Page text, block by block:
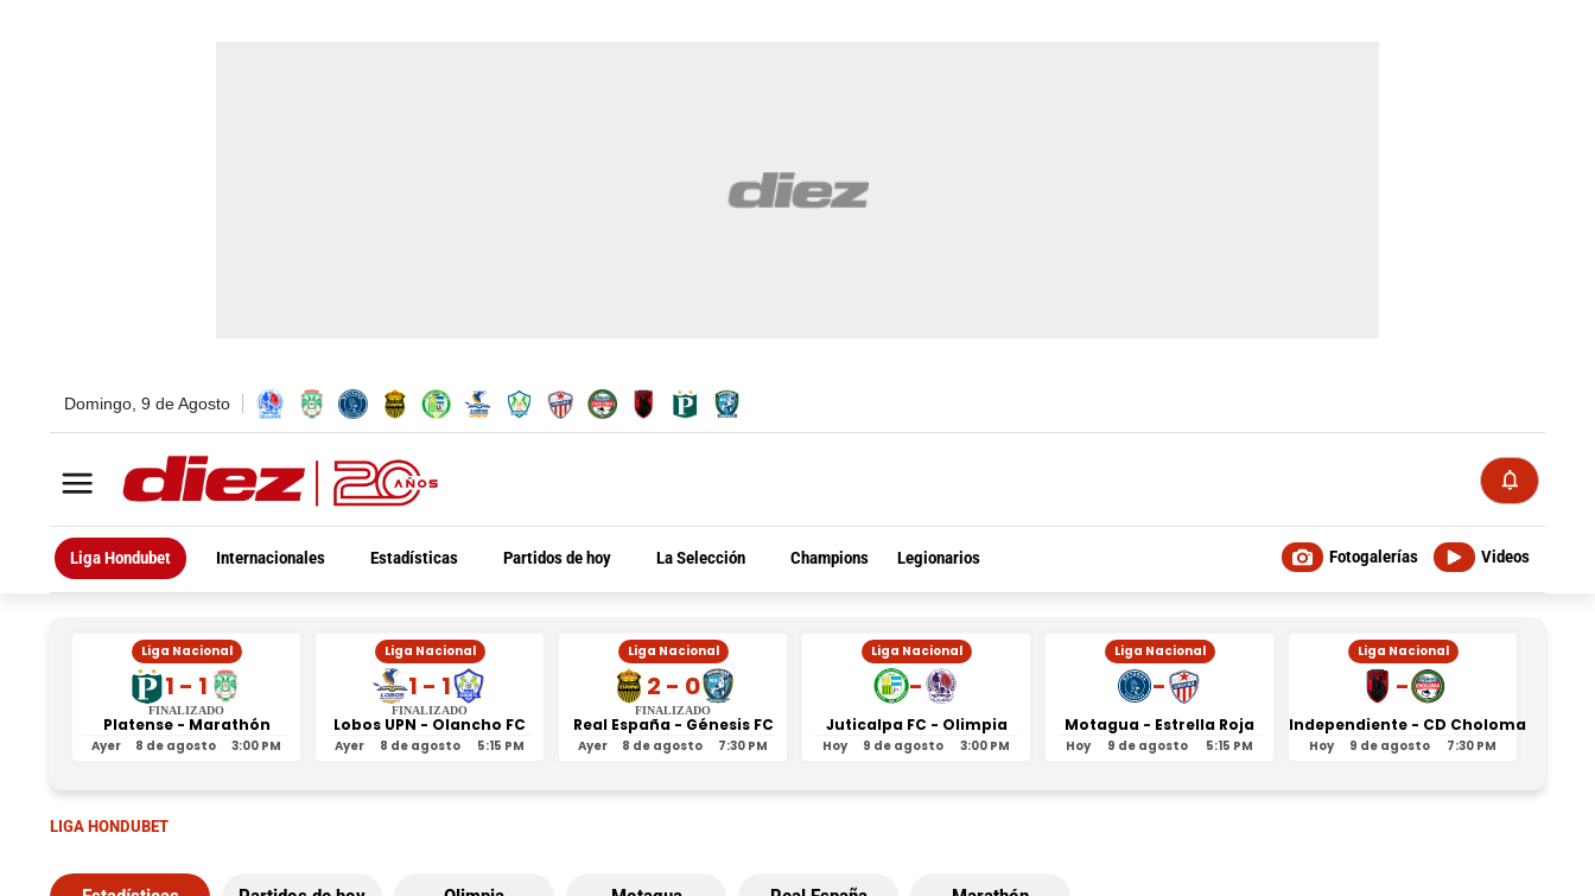
Domingo, 9 de Agosto
Liga Hondubet Internacionales Estadísticas Partidos de hoy La Selección Champions Legionarios Videos
Fotogalerías
Liga Nacional
1 - 1
FINALIZADO
Platense - Marathón
Ayer 8 de agosto 3:00 PM
Liga Nacional
1 - 1
FINALIZADO
Lobos UPN - Olancho FC
Ayer 8 de agosto 5:15 PM
Liga Nacional
2 - 0
FINALIZADO
Real España - Génesis FC
Ayer 8 de agosto 7:30 PM
Liga Nacional
-
Juticalpa FC - Olimpia
Hoy 9 de agosto 3:00 PM
Liga Nacional
-
Motagua - Estrella Roja
Hoy 9 de agosto 5:15 PM
Liga Nacional
-
Independiente - CD Choloma
Hoy 9 de agosto 7:30 PM
LIGA HONDUBET